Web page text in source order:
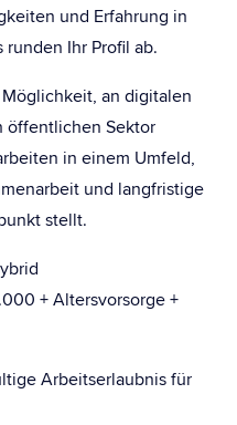
und Erfahrung in
Ihr Profil ab.
an digitalen
öffentlichen Sektor
in einem Umfeld,
und langfristige
stellt.
+ Altersvorsorge +
Arbeitserlaubnis für